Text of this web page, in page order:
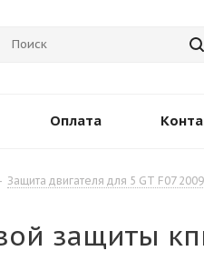
Оплата
- Защита двигателя для 5 GT F07
защиты